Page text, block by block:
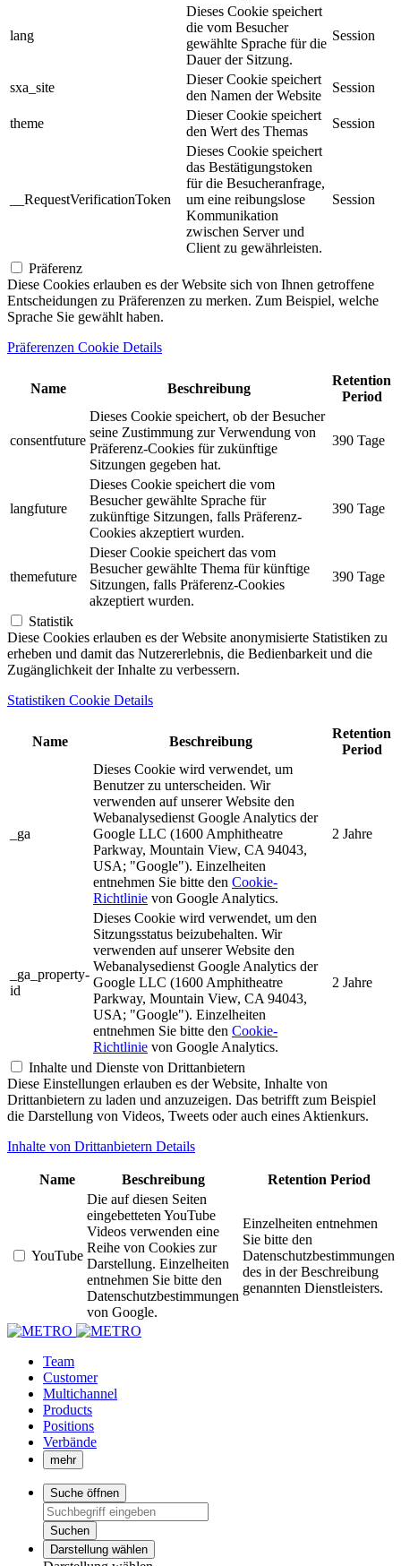
lang
Dieses Cookie speichert
die vom Besucher
gewählte Sprache für die
Dauer der Sitzung.
Session
sxa_site
Dieser Cookie speichert
den Namen der Website
Session
theme
Dieser Cookie speichert
den Wert des Themas
Session
__RequestVerificationToken
Dieses Cookie speichert
das Bestätigungstoken
für die Besucheranfrage,
um eine reibungslose
Kommunikation
zwischen Server und
Client zu gewährleisten.
Session
Präferenz
Diese Cookies erlauben es der Website sich von Ihnen getroffene
Entscheidungen zu Präferenzen zu merken. Zum Beispiel, welche
Sprache Sie gewählt haben.
Präferenzen Cookie Details
Name Beschreibung
Retention
Period
consentfuture
Dieses Cookie speichert, ob der Besucher
seine Zustimmung zur Verwendung von
Präferenz-Cookies für zukünftige
Sitzungen gegeben hat.
390 Tage
langfuture
Dieses Cookie speichert die vom
Besucher gewählte Sprache für
zukünftige Sitzungen, falls Präferenz-
Cookies akzeptiert wurden.
390 Tage
themefuture
Dieser Cookie speichert das vom
Besucher gewählte Thema für künftige
Sitzungen, falls Präferenz-Cookies
akzeptiert wurden.
390 Tage
Statistik
Diese Cookies erlauben es der Website anonymisierte Statistiken zu
erheben und damit das Nutzererlebnis, die Bedienbarkeit und die
Zugänglichkeit der Inhalte zu verbessern.
Statistiken Cookie Details
Name Beschreibung
Retention
Period
_ga
Dieses Cookie wird verwendet, um
Benutzer zu unterscheiden. Wir
verwenden auf unserer Website den
Webanalysedienst Google Analytics der
Google LLC (1600 Amphitheatre
Parkway, Mountain View, CA 94043,
USA; "Google"). Einzelheiten
entnehmen Sie bitte den Cookie-
Richtlinie von Google Analytics.
2 Jahre
_ga_property-
id
Dieses Cookie wird verwendet, um den
Sitzungsstatus beizubehalten. Wir
verwenden auf unserer Website den
Webanalysedienst Google Analytics der
Google LLC (1600 Amphitheatre
Parkway, Mountain View, CA 94043,
USA; "Google"). Einzelheiten
entnehmen Sie bitte den Cookie-
Richtlinie von Google Analytics.
2 Jahre
Inhalte und Dienste von Drittanbietern
Diese Einstellungen erlauben es der Website, Inhalte von
Drittanbietern zu laden und anzuzeigen. Das betrifft zum Beispiel
die Darstellung von Videos, Tweets oder auch eines Aktienkurs.
Inhalte von Drittanbietern Details
Name Beschreibung Retention Period
YouTube
Die auf diesen Seiten
eingebetteten YouTube
Videos verwenden eine
Reihe von Cookies zur
Darstellung. Einzelheiten
entnehmen Sie bitte den
Datenschutzbestimmungen
von Google.
Einzelheiten entnehmen
Sie bitte den
Datenschutzbestimmungen
des in der Beschreibung
genannten Dienstleisters.
Team
Customer
Multichannel
Products
Positions
Verbände
mehr
Suche öffnen
Suchen
Darstellung wählen